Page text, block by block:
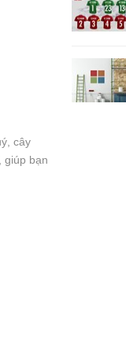
cây
giúp bạn